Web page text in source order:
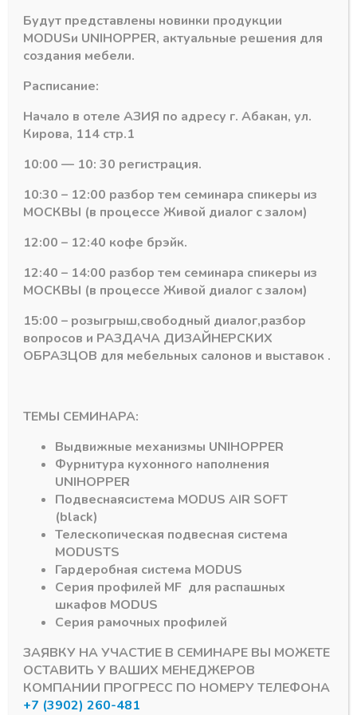
Направляющие шариковые с доводч GTV АКЦИЯ
GTV Versalite PLUS
Напр. шариковые
PK-L-H45-350 с
полного выдвижения
В наличии лишь 1
960,20₽
GTV Versalite PLUS
Напр. шариковые
PK-L-H45-550 с
1379,99₽
#MODUS
#Алюминиевый Профиль 2
#DRAGON-BOX 1 #D-MOTION 1
© 2026 ПРОГРЕСС - комплектующие для мебели
Будут представлены новинки продукции
MODUSи UNIHOPPER, актуальные решения для
создания мебели.
Расписание:
Начало в отеле АЗИЯ по адресу г. Абакан, ул.
Кирова, 114 стр.1
10:00 — 10: 30 регистрация.
10:30 – 12:00 разбор тем семинара спикеры из
МОСКВЫ (в процессе Живой диалог с залом)
12:00 – 12:40 кофе брэйк.
12:40 – 14:00 разбор тем семинара спикеры из
МОСКВЫ (в процессе Живой диалог с залом)
15:00 – розыгрыш,свободный диалог,разбор
вопросов и РАЗДАЧА ДИЗАЙНЕРСКИХ
ОБРАЗЦОВ для мебельных салонов и выставок .
ТЕМЫ СЕМИНАРА:
Выдвижные механизмы UNIHOPPER
Фурнитура кухонного наполнения
UNIHOPPER
Подвеснаясистема MODUS AIR SOFT
(black)
Телескопическая подвесная система
MODUSTS
Гардеробная система MODUS
Серия профилей MF для распашных
шкафов MODUS
Серия рамочных профилей
ЗАЯВКУ НА УЧАСТИЕ В СЕМИНАРЕ ВЫ МОЖЕТЕ
ОСТАВИТЬ У ВАШИХ МЕНЕДЖЕРОВ
КОМПАНИИ ПРОГРЕСС ПО НОМЕРУ ТЕЛЕФОНА
+7 (3902) 260-481
Мы используем куки для наилучшего представления
нашего сайта. Если Вы продолжите использовать сайт, мы
будем считать что Вас это устраивает.